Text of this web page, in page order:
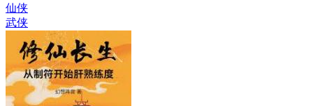
仙侠
武侠